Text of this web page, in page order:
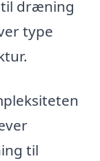
dræning
type
til